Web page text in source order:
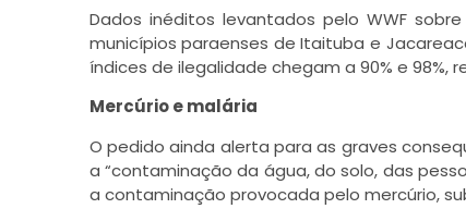
Dados inéditos levantados pelo WWF
municípios paraenses de Itaituba e
índices de ilegalidade chegam a 90% e 98%,
Mercúrio e malária
O pedido ainda alerta para as graves
a “contaminação da água, do solo, das
a contaminação provocada pelo mercúrio,